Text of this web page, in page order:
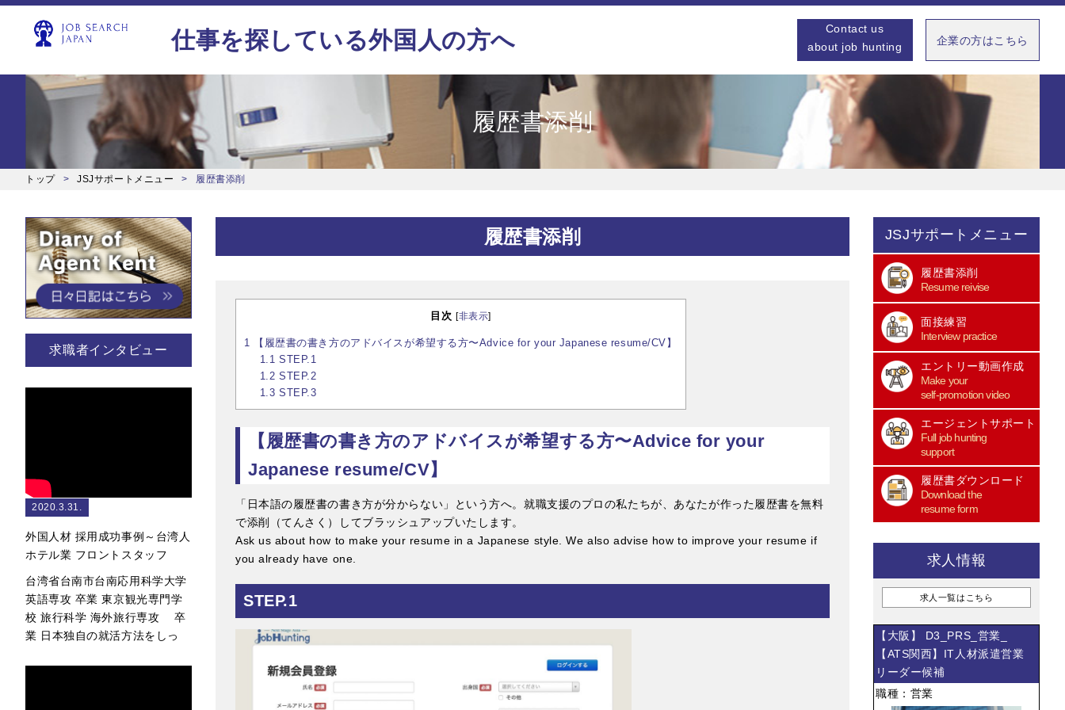
仕事を探している外国人の方へ
Contact us
about job hunting
企業の方はこちら
履歴書添削
トップ JSJサポートメニュー 履歴書添削
求職者インタビュー
2020.3.31.
外国人材 採用成功事例～台湾人
ホテル業 フロントスタッフ
台湾省台南市台南応用科学大学
英語専攻 卒業 東京観光専門学
校 旅行科学 海外旅行専攻 卒
業 日本独自の就活方法をしっ
履歴書添削
目次 [非表示]
1 【履歴書の書き方のアドバイスが希望する方〜Advice for your Japanese resume/CV】
1.1 STEP.1
1.2 STEP.2
1.3 STEP.3
【履歴書の書き方のアドバイスが希望する方〜Advice for your
Japanese resume/CV】
「日本語の履歴書の書き方が分からない」という方へ。就職支援のプロの私たちが、あなたが作った履歴書を無料
で添削（てんさく）してブラッシュアップいたします。
Ask us about how to make your resume in a Japanese style. We also advise how to improve your resume if
you already have one.
STEP.1
JSJサポートメニュー
履歴書添削
Resume reivise
面接練習
Interview practice
エントリー動画作成
Make your
self-promotion video
エージェントサポート
Full job hunting
support
履歴書ダウンロード
Download the
resume form
求人情報
求人一覧はこちら
【大阪】 D3_PRS_営業_
【ATS関西】IT人材派遣営業
リーダー候補
職種：営業